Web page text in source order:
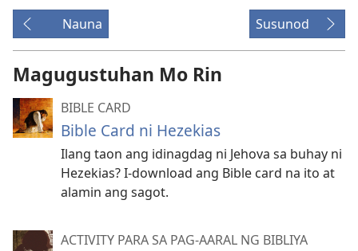
Nauna Susunod
Magugustuhan Mo Rin
BIBLE CARD
Bible Card ni Hezekias
Ilang taon ang idinagdag ni Jehova sa buhay ni
Hezekias? I-download ang Bible card na ito at
alamin ang sagot.
ACTIVITY PARA SA PAG-AARAL NG BIBLIYA